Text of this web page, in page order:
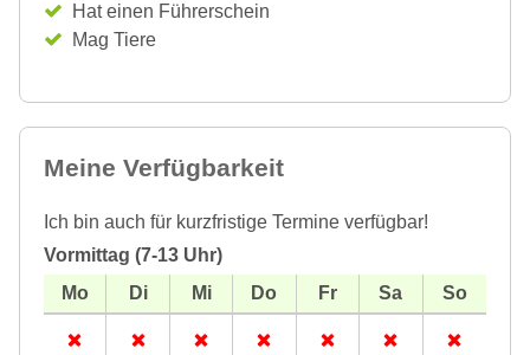
Hat einen Führerschein
Mag Tiere
Meine Verfügbarkeit
Ich bin auch für kurzfristige Termine verfügbar!
Vormittag (7-13 Uhr)